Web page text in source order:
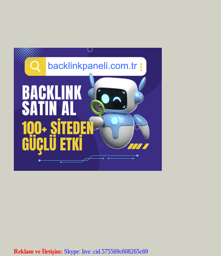
Reklam ve İletişim: Skype: live:.cid.575569c608265c69